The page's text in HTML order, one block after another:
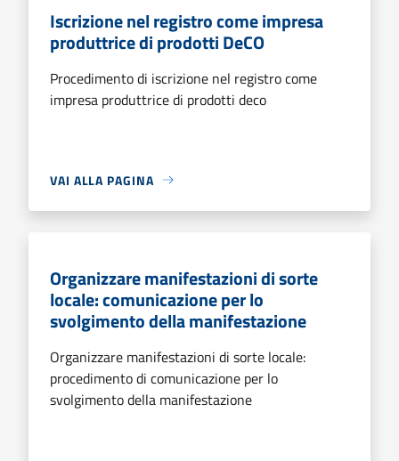
Iscrizione nel registro come impresa
produttrice di prodotti DeCO
Procedimento di iscrizione nel registro come
impresa produttrice di prodotti deco
VAI ALLA PAGINA
Organizzare manifestazioni di sorte
locale: comunicazione per lo
svolgimento della manifestazione
Organizzare manifestazioni di sorte locale:
procedimento di comunicazione per lo
svolgimento della manifestazione